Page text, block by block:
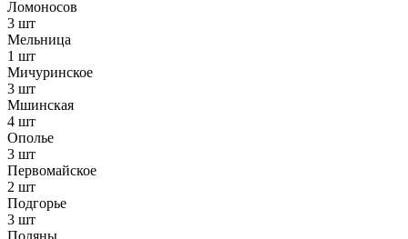
Ломоносов
3 шт
Мельница
1 шт
Мичуринское
3 шт
Мшинская
4 шт
Ополье
3 шт
Первомайское
2 шт
Подгорье
3 шт